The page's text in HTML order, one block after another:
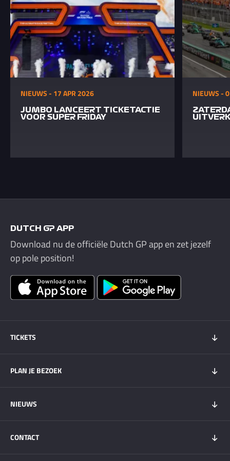
NIEUWS - 17 APR 2026
JUMBO LANCEERT TICKETACTIE
VOOR SUPER FRIDAY
NIEUWS -
DUTCH GP APP
Download nu de officiële Dutch GP app en zet jezelf
op pole position!
TICKETS
Tickets Super Friday
Wachtlijst weekendtickets
My DGP
PLAN JE BEZOEK
Bezoekersinfo
Plattegrond
NIEUWS
Circuit Zandvoort
CONTACT